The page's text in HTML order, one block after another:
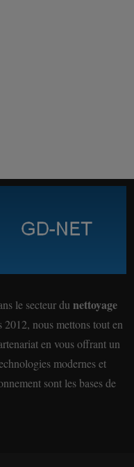
le secteur du nettoyage
2012, nous mettons tout en
en vous offrant un
modernes et
sont les bases de